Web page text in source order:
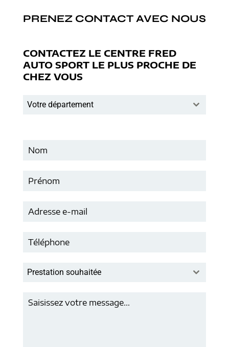
PRENEZ CONTACT AVEC NOUS
CONTACTEZ LE CENTRE FRED
AUTO SPORT LE PLUS PROCHE DE
CHEZ VOUS
Votre département
Prestation souhaitée